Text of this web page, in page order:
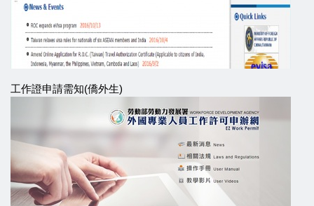
工作證申請需知(僑外生)